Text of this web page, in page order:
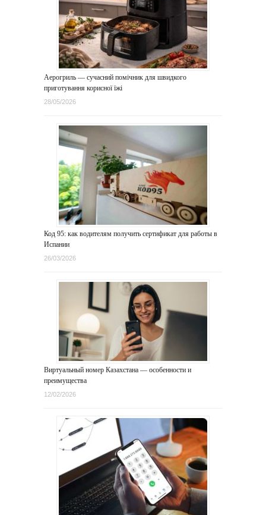
Аерогриль — сучасний помічник для швидкого
приготування корисної їжі
28/05/2026
Код 95: как водителям получить сертификат для работы в
Испании
26/03/2026
Виртуальный номер Казахстана — особенности и
преимущества
12/02/2026